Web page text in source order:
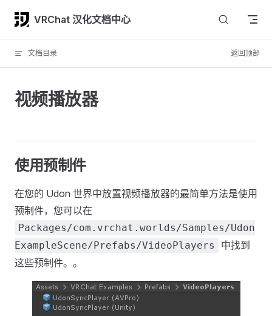
Skip to content
VRChat 汉化文档中心
文档目录 返回顶部
视频播放器
使用预制件
在您的 Udon 世界中放置视频播放器的最简单方法是使用
预制件，您可以在
Packages/com.vrchat.worlds/Samples/Udon
ExampleScene/Prefabs/VideoPlayers
中找到
这些预制件。。